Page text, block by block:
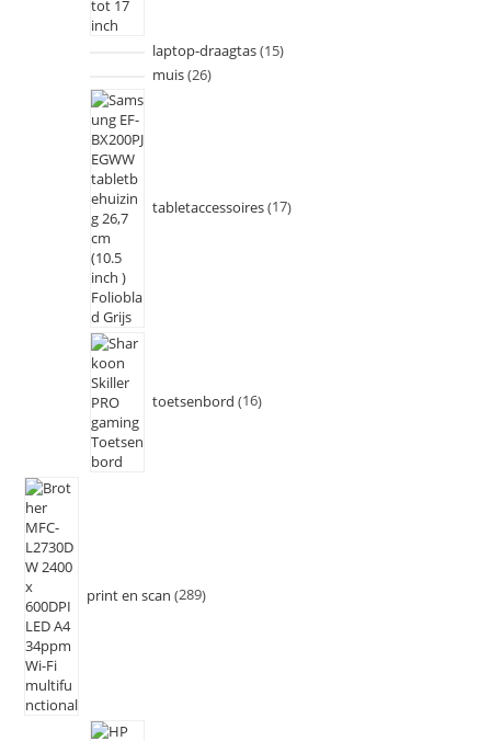
laptop-draagtas 15
muis 26
tabletaccessoires 17
toetsenbord 16
print en scan 289